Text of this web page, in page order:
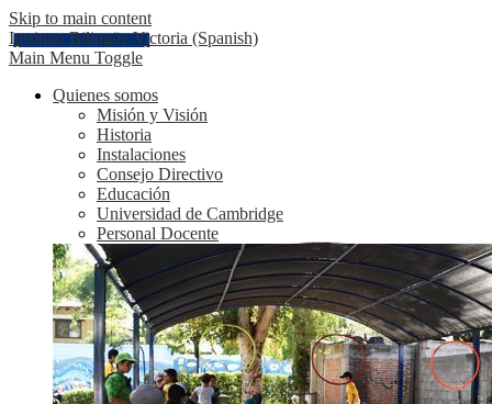
Skip to main content
Instituto Bilingüe Victoria (Spanish)
Main Menu Toggle
Quienes somos
Misión y Visión
Historia
Instalaciones
Consejo Directivo
Educación
Universidad de Cambridge
Personal Docente